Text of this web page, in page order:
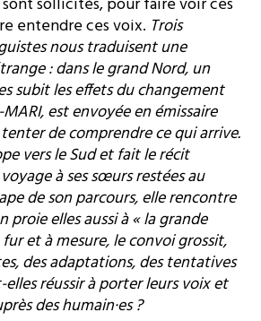
entendre ces voix. Trois
nous traduisent une
: dans le grand Nord, un
subit les effets du changement
est envoyée en émissaire
de comprendre ce qui arrive.
vers le Sud et fait le récit
à ses sœurs restées au
de son parcours, elle rencontre
proie elles aussi à « la grande
et à mesure, le convoi grossit,
des adaptations, des tentatives
réussir à porter leurs voix et
des humain·es ?